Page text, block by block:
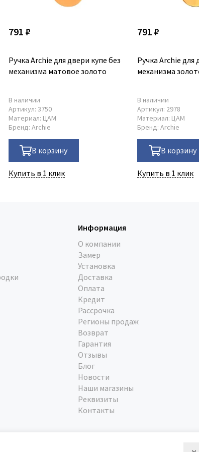
791 ₽
Ручка Archie для двери купе без
механизма матовое золото
В наличии
Артикул: 3750
Материал: ЦАМ
Бренд: Archie
В корзину
Купить в 1 клик
791 ₽
Ручка Archie для
механизма
В наличии
Артикул: 2978
Материал: ЦАМ
Бренд:Archie
В корзину
Купить в 1 клик
Информация
О компании
Замер
Установка
Доставка
Оплата
Кредит
Рассрочка
Регионы продаж
Возврат
Гарантия
Отзывы
Блог
Новости
Наши магазины
Реквизиты
Контакты